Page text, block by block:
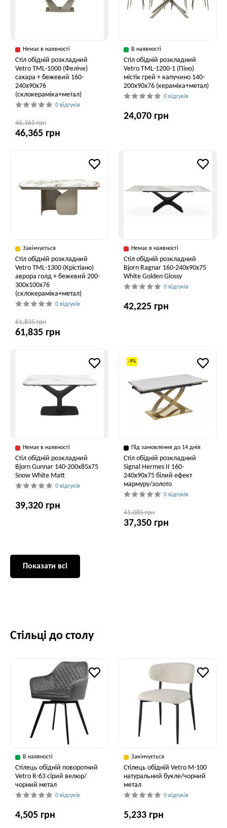
Немає в наявності
Стіл обідній розкладний
Vetro ТМL-1000 (Феліче)
сахара + бежевий 160-
240x90x76
(склокераміка+метал)
0 відгуків
46,365 грн
46,365 грн
В наявності
Стіл обідній розкладний
Vetro TML-1200-1 (Піно)
містік грей + капучино 140-
200x90x76 (кераміка+метал)
0 відгуків
24,070 грн
Закінчується
Стіл обідній розкладний
Vetro TML-1300 (Крістіано)
аврора голд + бежевий 200-
300x100x76
(склокераміка+метал)
0 відгуків
61,835 грн
61,835 грн
Немає в наявності
Стіл обідній розкладний
Bjorn Ragnar 160-240х90х75
White Golden Glossy
0 відгуків
42,225 грн
Немає в наявності
Стіл обідній розкладний
Bjorn Gunnar 140-200х85х75
Snow White Matt
0 відгуків
39,320 грн
-9%
Під замовлення до 14 днів
Стіл обідній розкладний
Signal Hermes II 160-
240x90x75 білий ефект
мармуру/золото
0 відгуків
41,085 грн
37,350 грн
Показати всі
Стільці до столу
В наявності
Стілець обідній поворотний
Vetro R-63 сірий велюр/
чорний метал
0 відгуків
4,505 грн
Закінчується
Стілець обідній Vetro M-100
натуральний букле/чорний
метал
0 відгуків
5,233 грн